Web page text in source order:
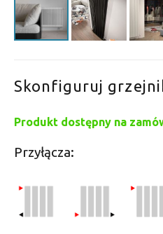
Skonfiguruj
Produkt dostępny na
Przyłącza: